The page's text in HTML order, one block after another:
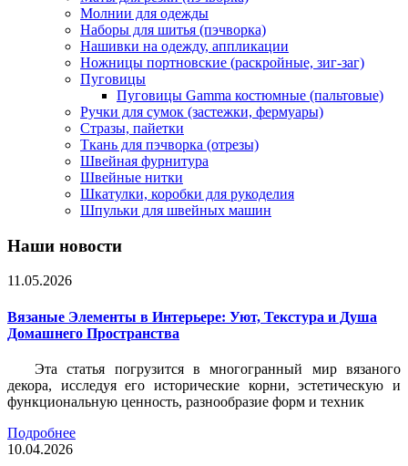
Молнии для одежды
Наборы для шитья (пэчворка)
Нашивки на одежду, аппликации
Ножницы портновские (раскройные, зиг-заг)
Пуговицы
Пуговицы Gamma костюмные (пальтовые)
Ручки для сумок (застежки, фермуары)
Стразы, пайетки
Ткань для пэчворка (отрезы)
Швейная фурнитура
Швейные нитки
Шкатулки, коробки для рукоделия
Шпульки для швейных машин
Наши новости
11.05.2026
Вязаные Элементы в Интерьере: Уют, Текстура и Душа
Домашнего Пространства
Эта статья погрузится в многогранный мир вязаного
декора, исследуя его исторические корни, эстетическую и
функциональную ценность, разнообразие форм и техник
Подробнее
10.04.2026